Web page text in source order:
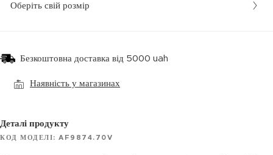
Оберіть свій розмір
Безкоштовна доставка від 5000 uah
Наявність у магазинах
Деталі продукту
КОД МОДЕЛІ: AF9874.70V